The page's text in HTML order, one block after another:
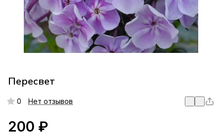
Пересвет
0 Нет отзывов
200 ₽